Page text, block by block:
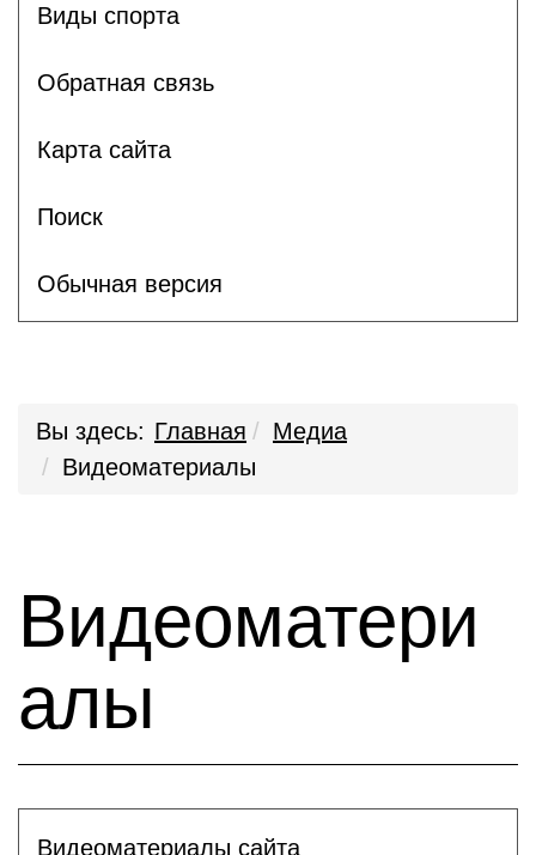
Виды спорта
Обратная связь
Карта сайта
Поиск
Обычная версия
Вы здесь: Главная
Медиа
Видеоматериалы
Видеоматери
алы
Видеоматериалы сайта